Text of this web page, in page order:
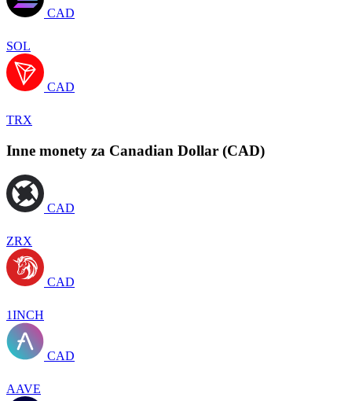
CAD
SOL
CAD
TRX
Inne monety za Canadian Dollar (CAD)
CAD
ZRX
CAD
1INCH
CAD
AAVE